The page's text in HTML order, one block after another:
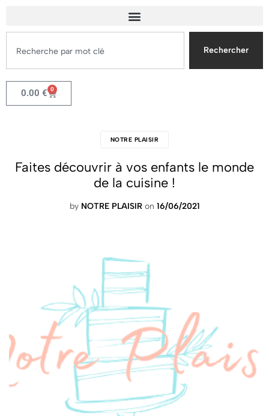
Rechercher
0.00 € 0
NOTRE PLAISIR
Faites découvrir à vos enfants le monde
de la cuisine !
by NOTRE PLAISIR on 16/06/2021